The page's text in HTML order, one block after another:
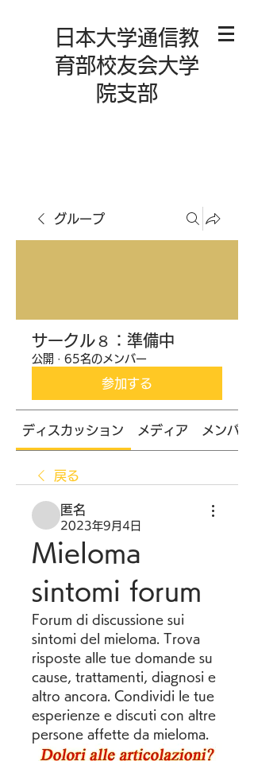
日本大学通信教
育部校友会大学
院支部
グループ
サークル８：準備中
公開 · 65名のメンバー
参加する
ディスカッション メディア メンバー
戻る
匿名
2023年9月4日
Mieloma
sintomi forum
Forum di discussione sui
sintomi del mieloma. Trova
risposte alle tue domande su
cause, trattamenti, diagnosi e
altro ancora. Condividi le tue
esperienze e discuti con altre
persone affette da mieloma.